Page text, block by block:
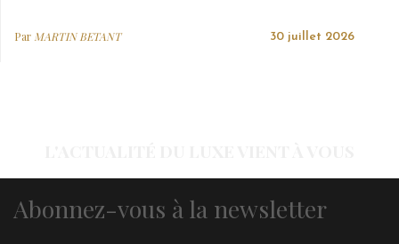
Par MARTIN BETANT 30 juillet 2026
Abonnez-vous à la newsletter